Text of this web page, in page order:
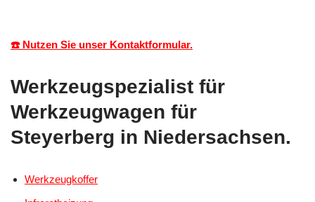
☎️ Nutzen Sie unser Kontaktformular.
Werkzeugspezialist für
Werkzeugwagen für
Steyerberg in Niedersachsen.
Werkzeugkoffer